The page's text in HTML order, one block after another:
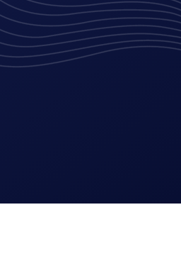
Lees meer
Adverteren in Google (SEA)